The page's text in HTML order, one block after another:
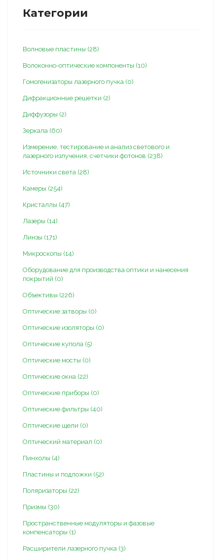
Категории
Волновые пластины (28)
Волоконно-оптические компоненты (10)
Гомогенизаторы лазерного пучка (0)
Дифракционные решетки (2)
Диффузоры (2)
Зеркала (60)
Измерение, тестирование и анализ светового и
лазерного излучения, счетчики фотонов (238)
Источники света (28)
Камеры (254)
Кристаллы (47)
Лазеры (14)
Линзы (171)
Микроскопы (14)
Оборудование для производства оптики и нанесения
покрытий (0)
Объективы (226)
Оптические затворы (0)
Оптические изоляторы (0)
Оптические купола (5)
Оптические мосты (0)
Оптические окна (22)
Оптические приборы (0)
Оптические фильтры (40)
Оптические щели (0)
Оптический материал (0)
Пинхолы (4)
Пластины и подложки (52)
Поляризаторы (22)
Призмы (30)
Пространственные модуляторы и фазовые
компенсаторы (1)
Расширители лазерного пучка (3)